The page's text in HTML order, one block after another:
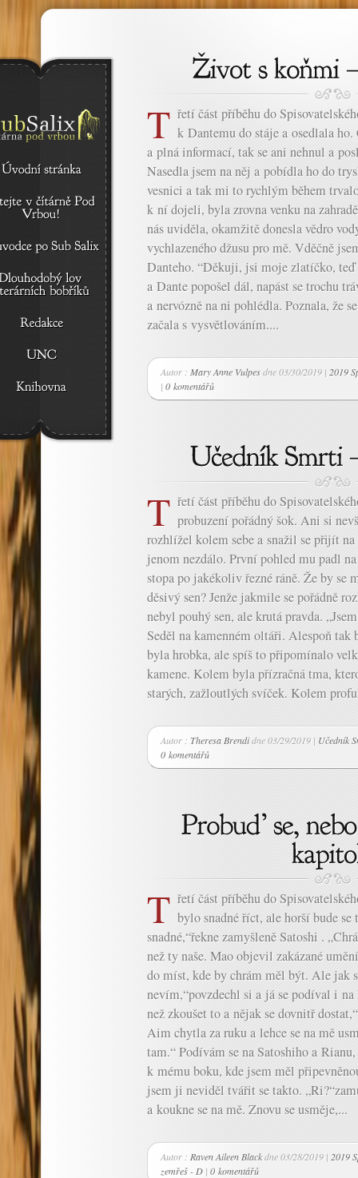
T řetí část příběhu do
k Dantemu do stáje a osedlala
a plná informací, tak se ani nehnul a
Nasedla jsem na něj a pobídla ho do
vesnici a tak mi to rychlým během
k ní dojeli, byla zrovna venku na
nás uviděla, okamžitě donesla vědro
vychlazeného džusu pro mě. Vděčně
Danteho. “Děkuji, jsi moje zlatíčko, teď
a Dante popošel dál, napást se trochu
a nervózně na ni pohlédla. Poznala, že
začala s vysvětlováním....
Autor : Mary Anne Vulpesdne 03/30/2019 | 2019
| 0 komentářů
T řetí část příběhu do
probuzení pořádný šok. Ani si
rozhlížel kolem sebe a snažil se přijít
jenom nezdálo. První pohled mu padl
stopa po jakékoliv řezné ráně. Že by
děsivý sen? Jenže jakmile se pořádně
nebyl pouhý sen, ale krutá pravda.
Seděl na kamenném oltáři. Alespoň tak
byla hrobka, ale spíš to připomínalo
kamene. Kolem byla přízračná tma,
starých, zažloutlých svíček. Kolem
Autor : Theresa Brendidne 03/29/2019 | Učedník
0 komentářů
T řetí část příběhu do
bylo snadné říct, ale horší bude
snadné,“řekne zamyšleně Satoshi .
než ty naše. Mao objevil zakázané
do míst, kde by chrám měl být. Ale jak
nevím,“povzdechl si a já se podíval i
než zkoušet to a nějak se dovnitř
Aim chytla za ruku a lehce se na mě
tam.“ Podívám se na Satoshiho a
k mému boku, kde jsem měl
jsem ji neviděl tvářit se takto.
a koukne se na mě. Znovu se usměje,...
Autor : Raven Aileen Blackdne 03/28/2019 | 2019
zemřeš - D | 0 komentářů